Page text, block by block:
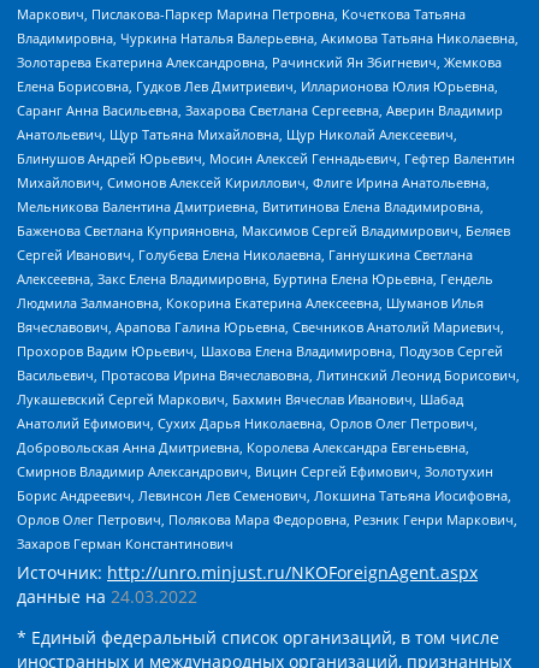
Маркович, Пислакова-Паркер Марина Петровна, Кочеткова Татьяна
Владимировна, Чуркина Наталья Валерьевна, Акимова Татьяна Николаевна,
Золотарева Екатерина Александровна, Рачинский Ян Збигневич, Жемкова
Елена Борисовна, Гудков Лев Дмитриевич, Илларионова Юлия Юрьевна,
Саранг Анна Васильевна, Захарова Светлана Сергеевна, Аверин Владимир
Анатольевич, Щур Татьяна Михайловна, Щур Николай Алексеевич,
Блинушов Андрей Юрьевич, Мосин Алексей Геннадьевич, Гефтер Валентин
Михайлович, Симонов Алексей Кириллович, Флиге Ирина Анатольевна,
Мельникова Валентина Дмитриевна, Вититинова Елена Владимировна,
Баженова Светлана Куприяновна, Максимов Сергей Владимирович, Беляев
Сергей Иванович, Голубева Елена Николаевна, Ганнушкина Светлана
Алексеевна, Закс Елена Владимировна, Буртина Елена Юрьевна, Гендель
Людмила Залмановна, Кокорина Екатерина Алексеевна, Шуманов Илья
Вячеславович, Арапова Галина Юрьевна, Свечников Анатолий Мариевич,
Прохоров Вадим Юрьевич, Шахова Елена Владимировна, Подузов Сергей
Васильевич, Протасова Ирина Вячеславовна, Литинский Леонид Борисович,
Лукашевский Сергей Маркович, Бахмин Вячеслав Иванович, Шабад
Анатолий Ефимович, Сухих Дарья Николаевна, Орлов Олег Петрович,
Добровольская Анна Дмитриевна, Королева Александра Евгеньевна,
Смирнов Владимир Александрович, Вицин Сергей Ефимович, Золотухин
Борис Андреевич, Левинсон Лев Семенович, Локшина Татьяна Иосифовна,
Орлов Олег Петрович, Полякова Мара Федоровна, Резник Генри Маркович,
Захаров Герман Константинович
Источник: http://unro.minjust.ru/NKOForeignAgent.aspx
данные на 24.03.2022
* Единый федеральный список организаций, в том числе
иностранных и международных организаций, признанных